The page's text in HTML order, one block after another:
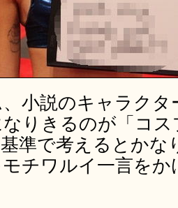
小説のキャラク
りきるのが「コ
準で考えるとかな
チワルイ一言を